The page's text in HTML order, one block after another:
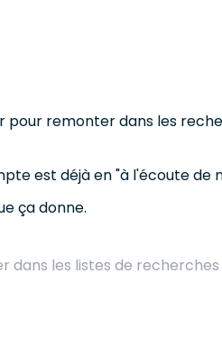
pour remonter dans les
est déjà en "à l'écoute de
ça donne.
dans les listes de recherches